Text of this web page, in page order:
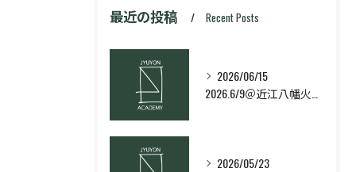
最近の投稿 Recent Posts
2026/06/15
2026/05/23